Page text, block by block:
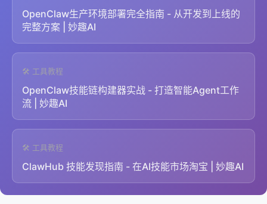
OpenClaw生产环境部署完全指南 - 从开发到上线的
完整方案 | 妙趣AI
🛠️ 工具教程
OpenClaw技能链构建器实战 - 打造智能Agent工作
流 | 妙趣AI
🛠️ 工具教程
ClawHub 技能发现指南 - 在AI技能市场淘宝 | 妙趣AI